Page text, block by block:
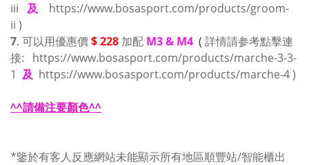
iii 及
https://www.bosasport.com/products/groom-
ii )
7. 可以用優惠價$ 228 加配 M3 & M4 ( 詳情請参考點擊連
接: https://www.bosasport.com/products/marche-3-3-
1 及 https://www.bosasport.com/products/marche-4)
^^請備注要顏色^^
*鑒於有客人反應網站未能顯示所有地區順豐站/智能櫃出